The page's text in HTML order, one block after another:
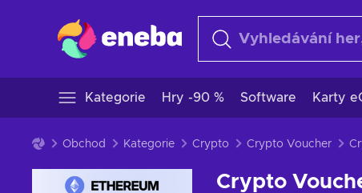
Kategorie Hry -90 % Software Karty
Obchod Kategorie Crypto Crypto Voucher
Crypto